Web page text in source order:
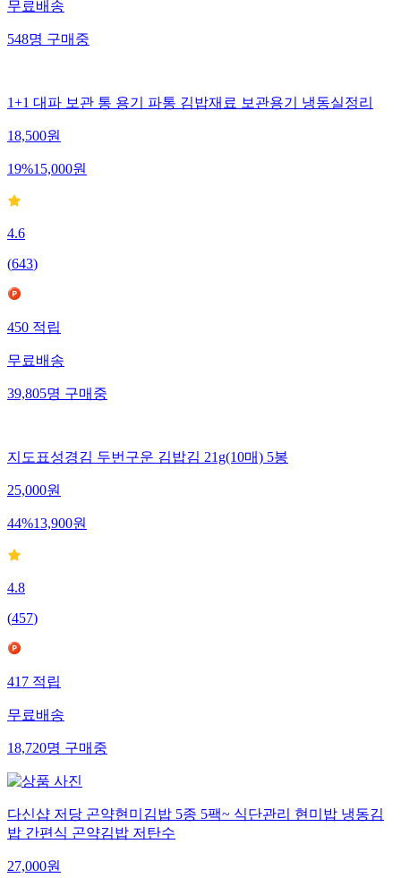
무료배송
548명구매중
1+1 대파 보관 통 용기 파통 김밥재료 보관용기 냉동실정리
18,500원
19%15,000원
4.6
(643)
450적립
무료배송
39,805명구매중
지도표성경김 두번구운 김밥김 21g(10매) 5봉
25,000원
44%13,900원
4.8
(457)
417적립
무료배송
18,720명구매중
다신샵 저당 곤약현미김밥 5종 5팩~ 식단관리 현미밥 냉동김
밥 간편식 곤약김밥 저탄수
27,000원